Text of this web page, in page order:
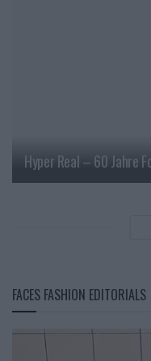
Hyper Real – 60 Jahre
FACES FASHION EDITORIALS